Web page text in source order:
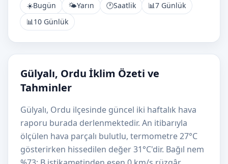
☀️Bugün 🌤️Yarın 🕐Saatlik 📊7 Günlük
📊10 Günlük
Gülyalı, Ordu İklim Özeti ve
Tahminler
Gülyalı, Ordu ilçesinde güncel iki haftalık hava
raporu burada derlenmektedir. An itibarıyla
ölçülen hava parçalı bulutlu, termometre 27°C
gösterirken hissedilen değer 31°C'dir. Bağıl nem